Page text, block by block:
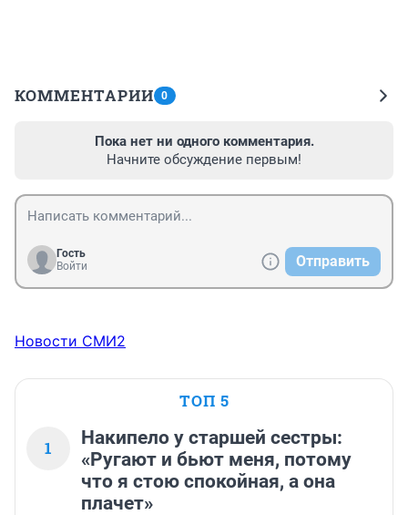
КОММЕНТАРИИ 0
Пока нет ни одного комментария.
Начните обсуждение первым!
Гость
Войти
Отправить
Новости СМИ2
ТОП 5
1
Накипело у старшей сестры:
«Ругают и бьют меня, потому
что я стою спокойная, а она
плачет»